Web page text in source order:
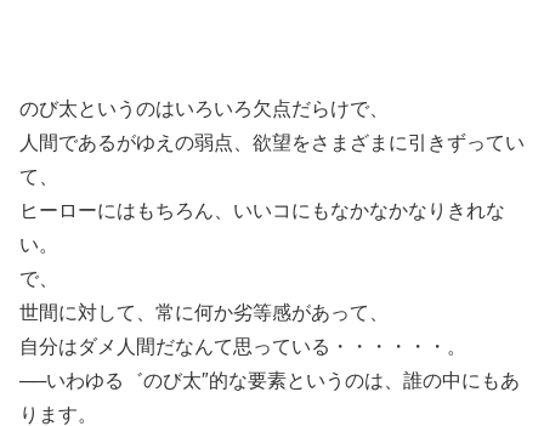
のび太というのはいろいろ欠点だらけで、
人間であるがゆえの弱点、欲望をさまざまに引きずってい
て、
ヒーローにはもちろん、いいコにもなかなかなりきれな
い。
で、
世間に対して、常に何か劣等感があって、
自分はダメ人間だなんて思っている・・・・・・。
──いわゆる゛のび太″的な要素というのは、誰の中にもあ
ります。